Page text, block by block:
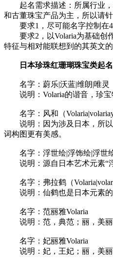
起名需求描述：所属行业，
和古董珠宝产品为主，所以请
要求1，尽可能名字控制在4
要求2，以Volaria为基础创作
特征与相对能联想到的其英文的
日本珍珠红珊瑚珠宝类起名
名字：蔚乐|沃蓝|维朗|唯灵
说明：Volaria的谐音，珍宝
名字：风和（Volaria|volariay
说明：因为涉及日本，所以
词构图更有美感。
名字：浮世绘|浮饰绘|浮世绘
说明：源自日本艺术元素“浮
名字：弗拉鹤（
说明：仙鹤也是日本元素的
名字：范丽雅Volaria
说明：范，典范；丽，美丽
名字：妃丽雅Volaria
说明：妃，王妃；丽，美丽